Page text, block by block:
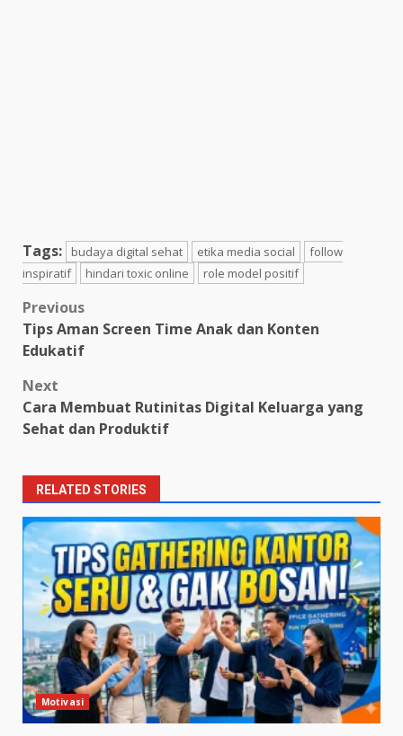
Tags: budaya digital sehat etika media social
follow
inspiratif
hindari toxic online role model positif
Post
navigation
Previous
Tips Aman Screen Time Anak dan Konten
Edukatif
Next
Cara Membuat Rutinitas Digital Keluarga yang
Sehat dan Produktif
RELATED STORIES
Motivasi